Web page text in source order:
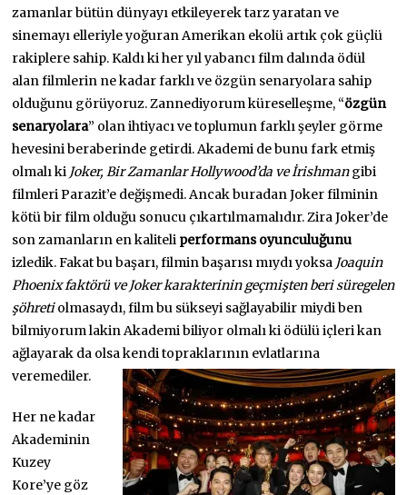
zamanlar bütün dünyayı etkileyerek tarz yaratan ve
sinemayı elleriyle yoğuran Amerikan ekolü artık çok güçlü
rakiplere sahip. Kaldı ki her yıl yabancı film dalında ödül
alan filmlerin ne kadar farklı ve özgün senaryolara sahip
olduğunu görüyoruz. Zannediyorum küreselleşme, “özgün
senaryolara” olan ihtiyacı ve toplumun farklı şeyler görme
hevesini beraberinde getirdi. Akademi de bunu fark etmiş
olmalı ki Joker, Bir Zamanlar Hollywood’da ve İrishmangibi
filmleri Parazit’e değişmedi. Ancak buradan Joker filminin
kötü bir film olduğu sonucu çıkartılmamalıdır. Zira Joker’de
son zamanların en kaliteli performans oyunculuğunu
izledik. Fakat bu başarı, filmin başarısı mıydı yoksa Joaquin
Phoenix faktörü ve Joker karakterinin geçmişten beri süregelen
şöhretiolmasaydı, film bu sükseyi sağlayabilir miydi ben
bilmiyorum lakin Akademi biliyor olmalı ki ödülü içleri kan
ağlayarak da olsa kendi topraklarının evlatlarına
veremediler.
Her ne kadar
Akademinin
Kuzey
Kore’ye göz